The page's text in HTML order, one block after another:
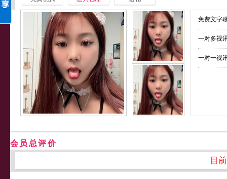
免费文字
一对多视
一对一视
会员总评价
目